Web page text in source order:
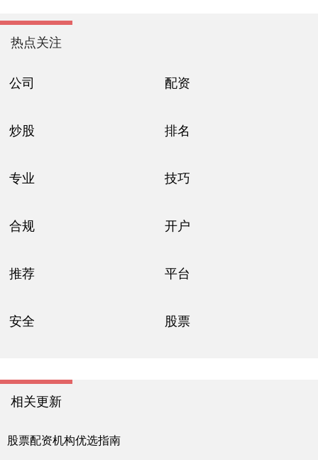
热点关注
公司 配资
炒股 排名
专业 技巧
合规 开户
推荐 平台
安全 股票
相关更新
股票配资机构优选指南